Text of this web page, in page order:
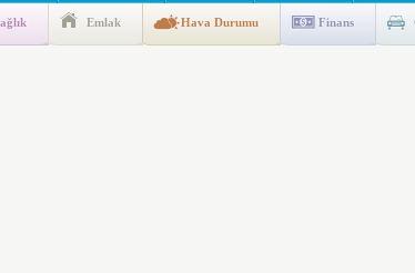
Başladı: Unuttuğunuz Paralar Ortaya Çıkabilir, Mirasçıları
Emlak Hava Durumu Finans